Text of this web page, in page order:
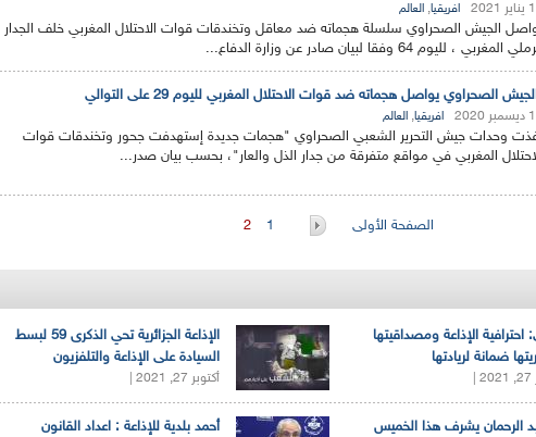
2021 افريقيا, العالم
الجيش الصحراوي سلسلة هجماته ضد معاقل وتخندقات قوات الاحتلال المغربي خلف الجدار
المغربي ، لليوم 64 وفقا لبيان صادر عن وزارة الدفاع...
الصحراوي يواصل هجماته ضد قوات الاحتلال المغربي لليوم 29 على التوالي
2020 افريقيا, العالم
وحدات جيش التحرير الشعبي الصحراوي "هجمات جديدة إستهدفت جحور وتخندقات قوات
المغربي في مواقع متفرقة من جدار الذل والعار"، بحسب بيان صدر...
الصفحة الأولى 1
2
الإذاعة الجزائرية تحي الذكرى 59 لبسط
السيادة على الإذاعة والتلفزيون
أكتوبر 27, 2021 |
احترافية الإذاعة ومصداقيتها
ضمانة لريادتها
أحمد بلدية للإذاعة : اعداد القانون الرحمان يشرف هذا الخميس